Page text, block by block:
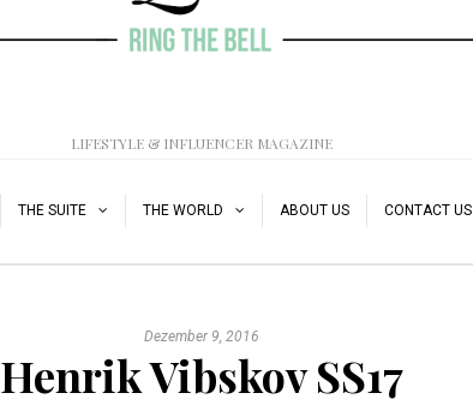
LIFESTYLE & INFLUENCER MAGAZINE
THE SUITE THE WORLD ABOUT US CONTACT US
Dezember 9, 2016
Henrik Vibskov SS17